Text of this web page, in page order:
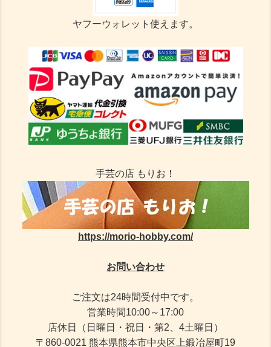
ヤフーウォレット使えます。
手芸の店 もりお！
https://morio-hobby.com/
お問い合わせ
ご注文は24時間受付中です。
営業時間10:00～17:00
店休日（日曜日・祝日・第2、4土曜日）
〒860-0021 熊本県熊本市中央区上鍛冶屋町19